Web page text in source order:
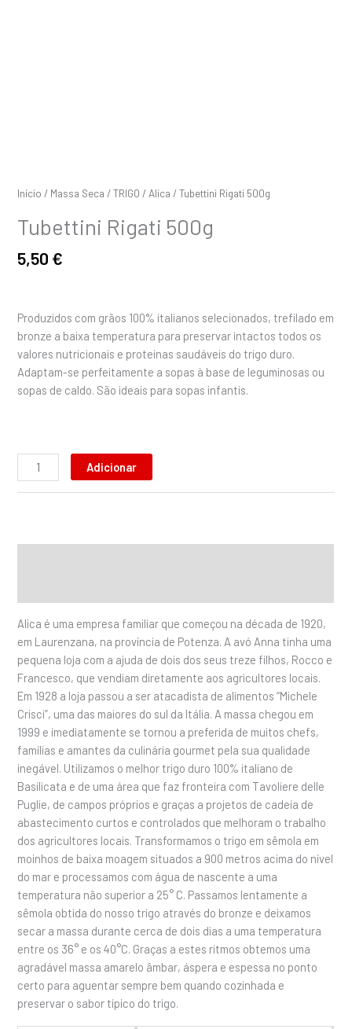
Início / Massa Seca /TRIGO /Alica / Tubettini Rigati 500g
Tubettini Rigati 500g
5,50 €
Produzidos com grãos 100% italianos selecionados, trefilado em
bronze a baixa temperatura para preservar intactos todos os
valores nutricionais e proteínas saudáveis ​​do trigo duro.
Adaptam-se perfeitamente a sopas à base de leguminosas ou
sopas de caldo. São ideais para sopas infantis.
Adicionar
Alica é uma empresa familiar que começou na década de 1920,
em Laurenzana, na província de Potenza. A avó Anna tinha uma
pequena loja com a ajuda de dois dos seus treze filhos, Rocco e
Francesco, que vendiam diretamente aos agricultores locais.
Em 1928 a loja passou a ser atacadista de alimentos “Michele
Crisci”, uma das maiores do sul da Itália. A massa chegou em
1999 e imediatamente se tornou a preferida de muitos chefs,
famílias e amantes da culinária gourmet pela sua qualidade
inegável. Utilizamos o melhor trigo duro 100% italiano de
Basilicata e de uma área que faz fronteira com Tavoliere delle
Puglie, de campos próprios e graças a projetos de cadeia de
abastecimento curtos e controlados que melhoram o trabalho
dos agricultores locais. Transformamos o trigo em sêmola em
moinhos de baixa moagem situados a 900 metros acima do nível
do mar e processamos com água de nascente a uma
temperatura não superior a 25° C. Passamos lentamente a
sêmola obtida do nosso trigo através do bronze e deixamos
secar a massa durante cerca de dois dias a uma temperatura
entre os 36° e os 40°C. Graças a estes ritmos obtemos uma
agradável massa amarelo âmbar, áspera e espessa no ponto
certo para aguentar sempre bem quando cozinhada e
preservar o sabor típico do trigo.